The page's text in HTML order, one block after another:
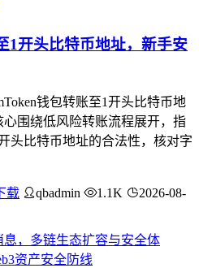
1开头比特币地址，新手安
钱包转账至1开头比特币地
围绕低风险转账流程展开，指
头比特币地址的合法性，核对字
载 qbadmin 1.1K
2026-08-